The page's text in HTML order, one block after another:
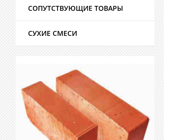
СОПУТСТВУЮЩИЕ ТОВАРЫ
СУХИЕ СМЕСИ